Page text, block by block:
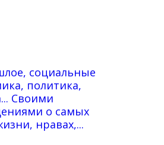
социальные
политика,
Своими
о самых
нравах,...